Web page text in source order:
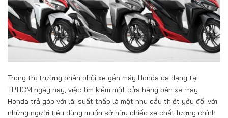
Trong thị trường phân phối xe gắn máy Honda đa dạng tại
TP.HCM ngày nay, việc tìm kiếm một cửa hàng bán xe máy
Honda trả góp với lãi suất thấp là một nhu cầu thiết yếu đối với
những người tiêu dùng muốn sở hữu chiếc xe chất lượng chính